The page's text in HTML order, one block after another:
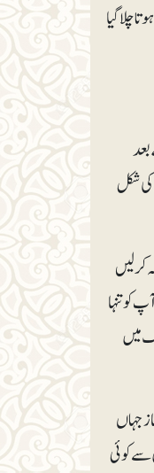
چلاگیا
بعد
شکل
کرلیں
کوتنہا
میں
جہاں
سے کوئی